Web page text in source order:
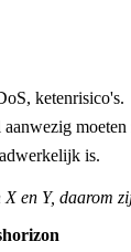
ketenrisico's.
is.
en Y, daarom